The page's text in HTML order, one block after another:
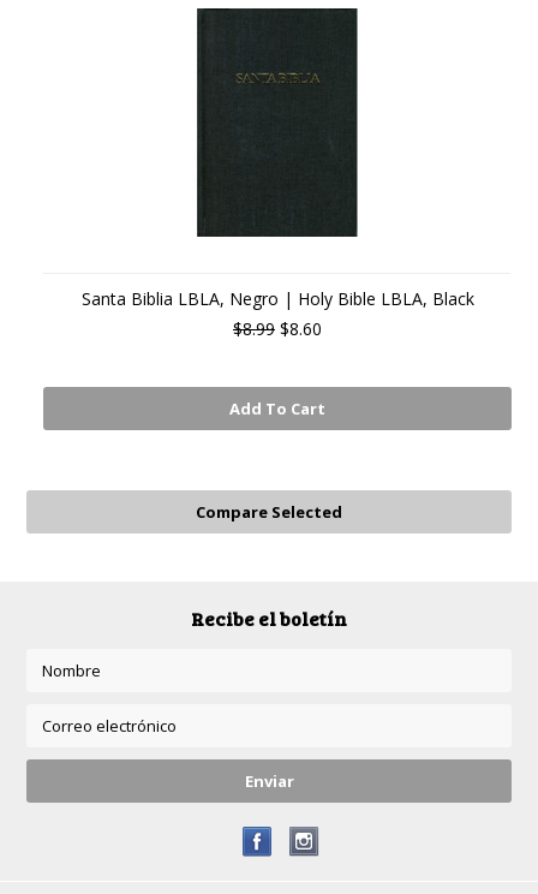
Santa Biblia LBLA, Negro | Holy Bible LBLA, Black
$8.99 $8.60
Add To Cart
Recibe el boletín